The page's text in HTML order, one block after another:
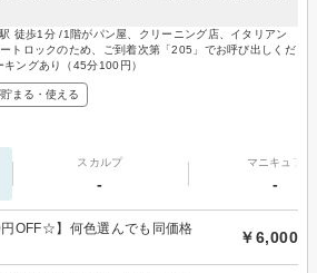
徒歩1分 /1階がパン屋、クリーニング店、イタリアン
トロックのため、ご到着次第「205」でお呼び出しくだ
ングあり（45分100円）
まる・使える
スカルプ
-
マニキュア
-
円OFF☆】何色選んでも同価格
￥6,000